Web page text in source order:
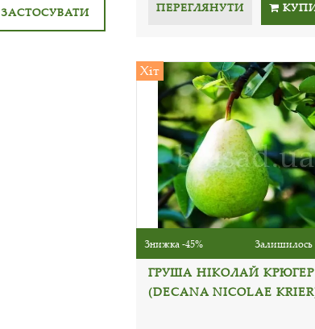
ЗАСТОСУВАТИ ПЕРЕГЛЯНУТИ
Хіт
Знижка -45% Залишилось
ГРУША НІКОЛАЙ КРЮГЕР
(DECANA NICOLAE